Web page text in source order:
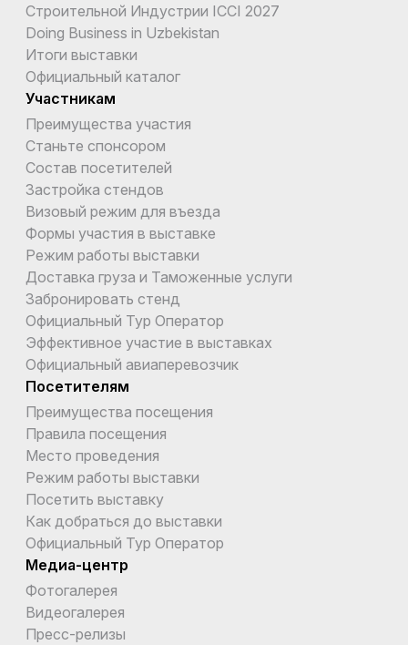
Строительной Индустрии ICCI 2027
Doing Business in Uzbekistan
Итоги выставки
Официальный каталог
Участникам
Преимущества участия
Станьте спонсором
Состав посетителей
Застройка стендов
Визовый режим для въезда
Формы участия в выставке
Режим работы выставки
Доставка груза и Таможенные услуги
Забронировать стенд
Официальный Тур Оператор
Эффективное участие в выставках
Официальный авиаперевозчик
Посетителям
Преимущества посещения
Правила посещения
Место проведения
Режим работы выставки
Посетить выставку
Как добраться до выставки
Официальный Тур Оператор
Медиа-центр
Фотогалерея
Видеогалерея
Пресс-релизы